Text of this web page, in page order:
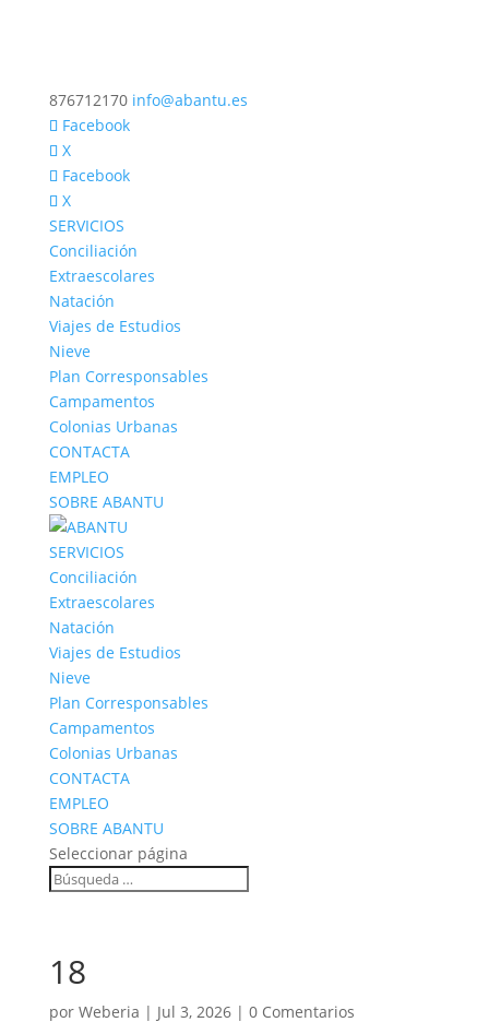
876712170 info@abantu.es
Facebook
X
Facebook
X
SERVICIOS
Conciliación
Extraescolares
Natación
Viajes de Estudios
Nieve
Plan Corresponsables
Campamentos
Colonias Urbanas
CONTACTA
EMPLEO
SOBRE ABANTU
SERVICIOS
Conciliación
Extraescolares
Natación
Viajes de Estudios
Nieve
Plan Corresponsables
Campamentos
Colonias Urbanas
CONTACTA
EMPLEO
SOBRE ABANTU
Seleccionar página
18
por Weberia | Jul 3, 2026| 0 Comentarios